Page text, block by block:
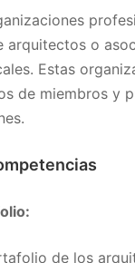
arquitectos o
Estas
de miembros y
de los